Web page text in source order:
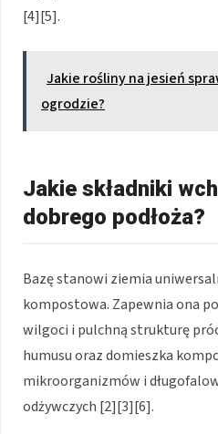
[4][5].
Jakie rośliny na jesień
ogrodzie?
Jakie składniki
dobrego podłoża?
Bazę stanowi ziemia
kompostowa. Zapewnia ona
wilgoci i pulchną strukturę
humusu oraz domieszka
mikroorganizmów i
odżywczych [2][3][6].